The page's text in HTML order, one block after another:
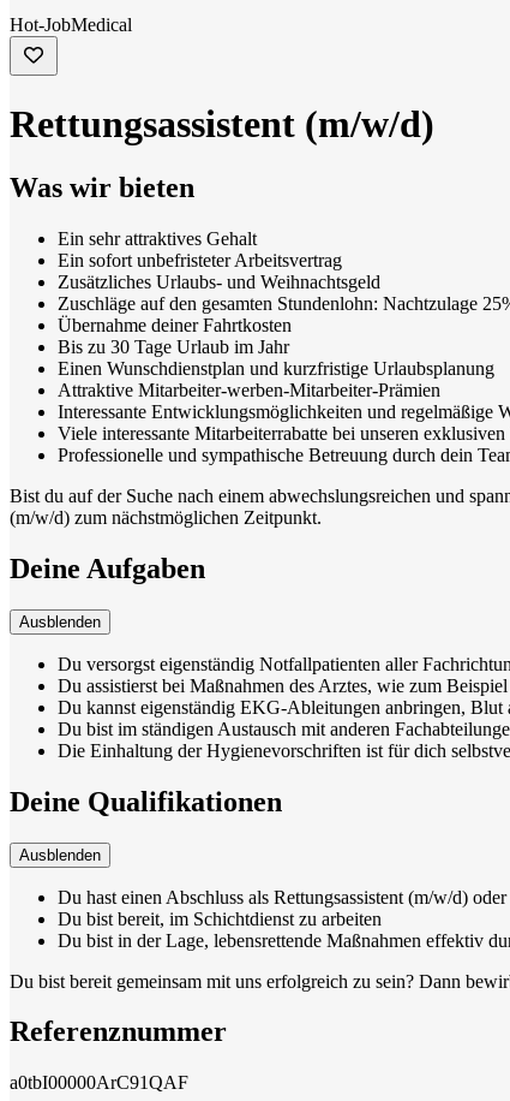
Hot-JobMedical
Rettungsassistent (m/w/d)
Was wir bieten
Ein sehr attraktives Gehalt
Ein sofort unbefristeter Arbeitsvertrag
Zusätzliches Urlaubs- und Weihnachtsgeld
Zuschläge auf den gesamten Stundenlohn: Nachtzulage
Übernahme deiner Fahrtkosten
Bis zu 30 Tage Urlaub im Jahr
Einen Wunschdienstplan und kurzfristige Urlaubsplanung
Attraktive Mitarbeiter-werben-Mitarbeiter-Prämien
Interessante Entwicklungsmöglichkeiten und regelmäßige
Viele interessante Mitarbeiterrabatte bei unseren exklusiven
Professionelle und sympathische Betreuung durch dein
Bist du auf der Suche nach einem abwechslungsreichen und
(m/w/d) zum nächstmöglichen Zeitpunkt.
Deine Aufgaben
Ausblenden
Du versorgst eigenständig Notfallpatienten aller
Du assistierst bei Maßnahmen des Arztes, wie zum
Du kannst eigenständig EKG-Ableitungen anbringen,
Du bist im ständigen Austausch mit anderen
Die Einhaltung der Hygienevorschriften ist für dich
Deine Qualifikationen
Ausblenden
Du hast einen Abschluss als Rettungsassistent (m/w/d)
Du bist bereit, im Schichtdienst zu arbeiten
Du bist in der Lage, lebensrettende Maßnahmen effektiv
Du bist bereit gemeinsam mit uns erfolgreich zu sein? Dann
Referenznummer
a0tbI00000ArC91QAF